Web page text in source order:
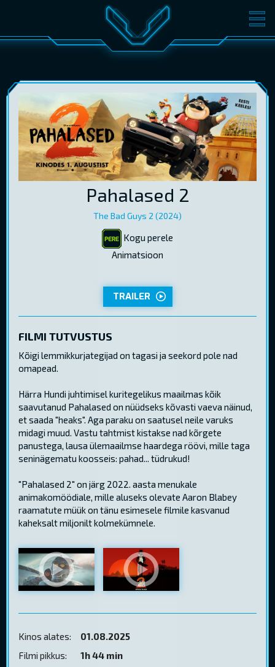
FILMID PILETID
KONVERENTS V-KLUBI
KINKEKAARDID
Pahalased 2
The Bad Guys 2 (2024)
Kogu perele
Animatsioon
TRAILER
FILMI TUTVUSTUS
Kõigi lemmikkurjategijad on tagasi ja seekord pole nad
omapead.
Härra Hundi juhtimisel kuritegelikus maailmas kõik
saavutanud Pahalased on nüüdseks kõvasti vaeva näinud,
et saada "heaks". Aga paraku on saatusel neile varuks
midagi muud. Vastu tahtmist kistakse nad kõrgete
panustega, lausa ülemaailmse haardega röövi, mille taga
seninägematu koosseis: pahad... tüdrukud!
"Pahalased 2" on järg 2022. aasta menukale
animakomöödiale, mille aluseks olevate Aaron Blabey
raamatute müük on tänu esimesele filmile kasvanud
kaheksalt miljonilt kolmekümnele.
Kinos alates:
01.08.2025
Filmi pikkus:
1h 44 min